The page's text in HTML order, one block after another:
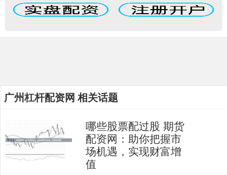
广州杠杆配资网 相关话题
哪些股票配过股 期货
配资网：助你把握市
场机遇，实现财富增
值